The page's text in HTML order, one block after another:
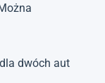
dwóch aut